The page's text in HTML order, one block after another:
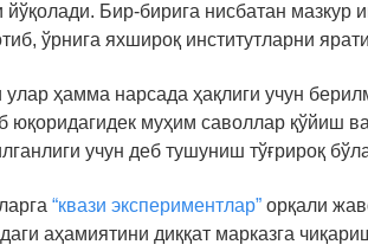
Бир-бирига нисбатан мазкур
ўрнига яхшироқ институтларни
ҳамма нарсада ҳақлиги учун
юқоридагидек муҳим саволлар қўйиш
учун деб тушуниш тўғрироқ
“квази экспериментлар” орқали
аҳамиятини диққат марказга